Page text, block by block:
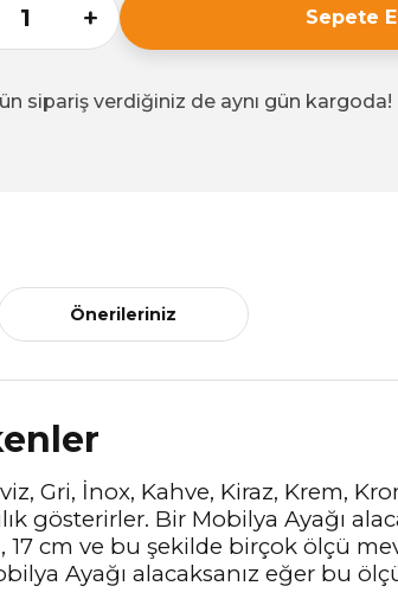
Sepete
sipariş verdiğiniz de aynı gün kargoda!
Önerileriniz
Gri, İnox, Kahve, Kiraz, Krem,
gösterirler. Bir Mobilya Ayağı
17 cm ve bu şekilde birçok ölçü
Ayağı alacaksanız eğer bu